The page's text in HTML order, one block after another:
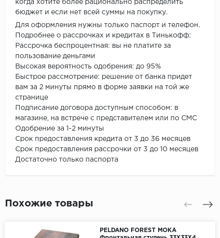
когда хотите более рационально распределить
бюджет и если нет всей суммы на покупку.
Для оформления нужны только паспорт и телефон.
Подробнее о рассрочках и кредитах в Тинькофф:
Рассрочка беспроцентная: вы не платите за
пользование деньгами
Высокая вероятность одобрения: до 95%
Быстрое рассмотрение: решение от банка придет
вам за 2 минуты прямо в форме заявки на той же
странице
Подписание договора доступным способом: в
магазине, на встрече с представителем или по СМС
Одобрение за 1-2 минуты
Срок предоставления кредита от 3 до 36 месяцев
Срок предоставления рассрочки от 3 до 10 месяцев
Достаточно только паспорта
Похожие товары
PELDANO FOREST MOKA